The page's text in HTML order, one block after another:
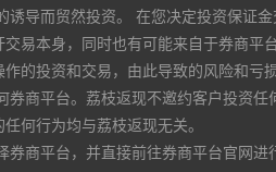
导而贸然投资。 在您决定投资保证
易本身，同时也有可能来自于券商
的投资和交易，由此导致的风险和亏
商平台。荔枝返现不邀约客户投资
何行为均与荔枝返现无关。
商平台，并直接前往券商平台官网